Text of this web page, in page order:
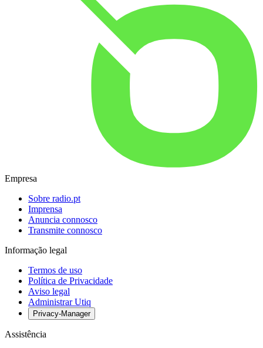
Empresa
Sobre radio.pt
Imprensa
Anuncia connosco
Transmite connosco
Informação legal
Termos de uso
Política de Privacidade
Aviso legal
Administrar Utiq
Privacy-Manager
Assistência